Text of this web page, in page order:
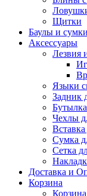
Щитки
Баулы и сумки
Аксессуары
Лезвия
Языки
Задник
Чехлы
Сумка
Сетка
Доставка и
Корзина
Корзина